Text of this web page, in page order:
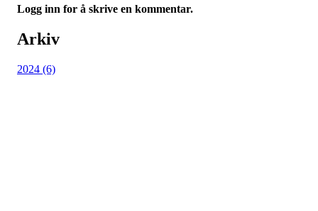
Logg inn for å skrive en kommentar.
Arkiv
2024 (6)